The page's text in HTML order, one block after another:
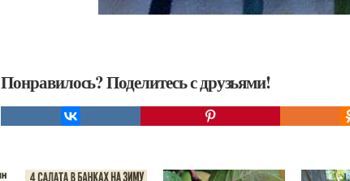
Понравилось? Поделитесь с друзьями!